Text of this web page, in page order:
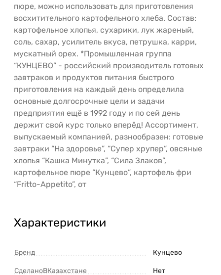
пюре, можно использовать для приготовления
восхитительного картофельного хлеба. Состав:
картофельное хлопья, сухарики, лук жареный,
соль, сахар, усилитель вкуса, петрушка, карри,
мускатный орех. *Промышленная группа
“КУНЦЕВО” - российский производитель готовых
завтраков и продуктов питания быстрого
приготовления на каждый день определила
основные долгосрочные цели и задачи
предприятия ещё в 1992 году и по сей день
держит свой курс только вперёд! Ассортимент,
выпускаемый компанией, разнообразен: готовые
завтраки “На здоровье”, “Супер хрупер”, овсяные
хлопья “Кашка Минутка”, “Сила Злаков”,
картофельное пюре “Кунцево”, картофель фри
“Fritto-Appetito”, от
Характеристики
Бренд Кунцево
СделаноВКазахстане Нет